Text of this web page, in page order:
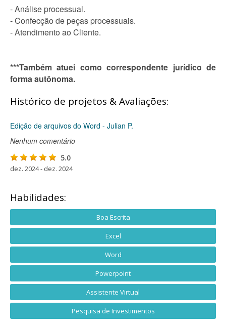
- Análise processual.
- Confecção de peças processuais.
- Atendimento ao Cliente.
***Também atuei como correspondente jurídico de
forma autônoma.
Histórico de projetos & Avaliações:
Edição de arquivos do Word - Julian P.
Nenhum comentário
5.0
dez. 2024 - dez. 2024
Habilidades:
Boa Escrita
Excel
Word
Powerpoint
Assistente Virtual
Pesquisa de Investimentos